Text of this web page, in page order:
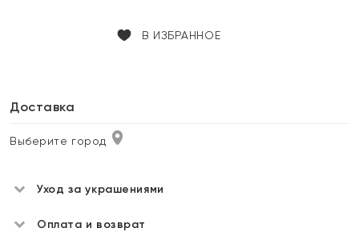
В ИЗБРАННОЕ
Доставка
Выберите город
Уход за украшениями
Оплата и возврат